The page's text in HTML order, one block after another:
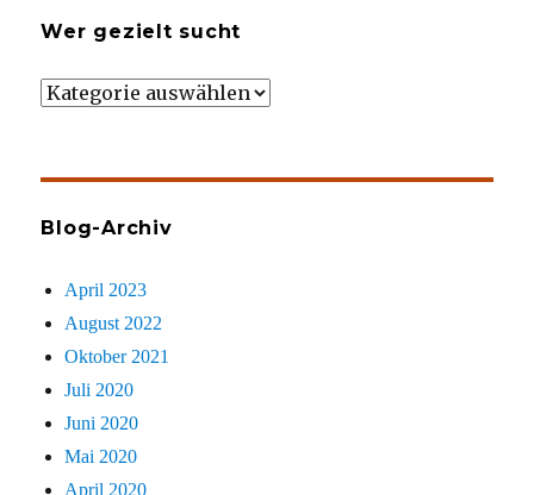
Wer gezielt sucht
Wer
Blog-Archiv
April 2023
August 2022
Oktober 2021
Juli 2020
Juni 2020
Mai 2020
April 2020